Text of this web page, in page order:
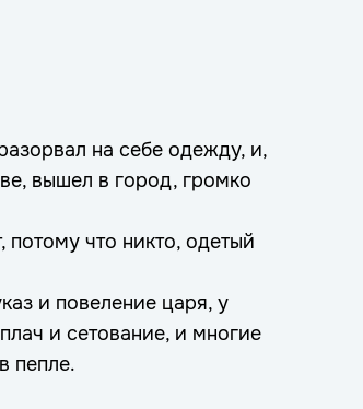
на себе одежду, и,
вышел в город, громко
что никто, одетый
и повеление царя, у
и сетование, и многие
пепле.